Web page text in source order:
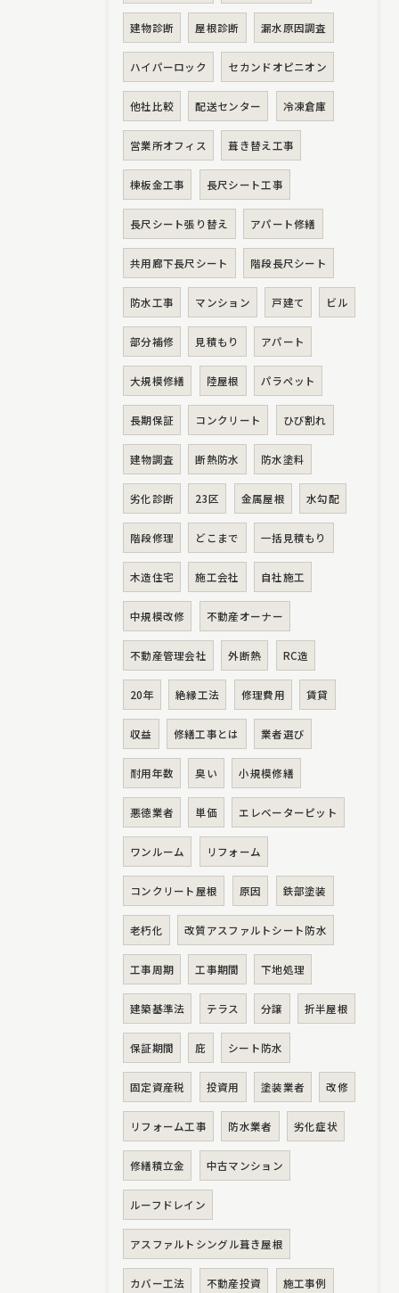
建物診断 屋根診断 漏水原因調査
ハイパーロック セカンドオピニオン
他社比較 配送センター 冷凍倉庫
営業所オフィス 葺き替え工事
棟板金工事 長尺シート工事
長尺シート張り替え アパート修繕
共用廊下長尺シート 階段長尺シート
防水工事 マンション 戸建て ビル
部分補修 見積もり アパート
大規模修繕 陸屋根 パラペット
長期保証 コンクリート ひび割れ
建物調査 断熱防水 防水塗料
劣化診断 23区 金属屋根 水勾配
階段修理 どこまで 一括見積もり
木造住宅 施工会社 自社施工
中規模改修 不動産オーナー
不動産管理会社 外断熱 RC造
20年 絶縁工法 修理費用 賃貸
収益 修繕工事とは 業者選び
耐用年数 臭い 小規模修繕
悪徳業者 単価 エレベーターピット
ワンルーム リフォーム
コンクリート屋根 原因 鉄部塗装
老朽化 改質アスファルトシート防水
工事周期 工事期間 下地処理
建築基準法 テラス 分譲 折半屋根
保証期間 庇 シート防水
固定資産税 投資用 塗装業者 改修
リフォーム工事 防水業者 劣化症状
修繕積立金 中古マンション
ルーフドレイン
アスファルトシングル葺き屋根
カバー工法 不動産投資 施工事例